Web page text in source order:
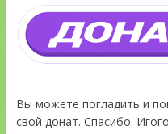
Вы можете погладить и
свой донат. Спасибо.